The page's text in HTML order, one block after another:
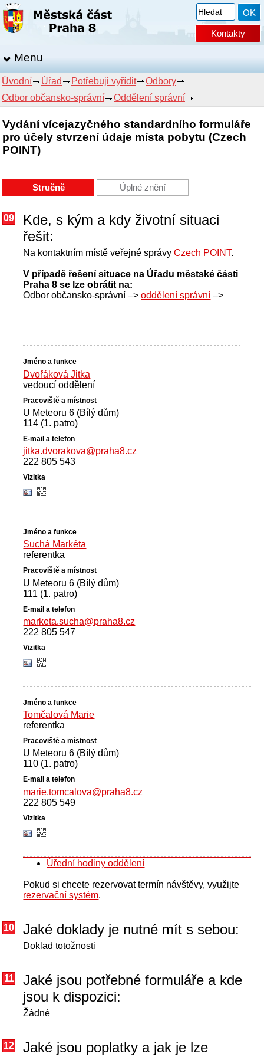
Kontakty
Menu
Úvodní Úřad Potřebuji vyřídit
Odbory
Odbor občansko-správní
Oddělení správní
Vydání vícejazyčného standardního formuláře
pro účely stvrzení údaje místa pobytu (Czech
POINT)
Stručně Úplné znění
09
Kde, s kým a kdy životní situaci
řešit:
Na kontaktním místě veřejné správyCzech POINT.
V případě řešení situace na Úřadu městské části
Praha 8 se lze obrátit na:
Odbor občansko-správní –>oddělení správní –>
Dvořáková Jitka
vedoucí oddělení
U Meteoru 6 (Bílý dům)
114 (1. patro)
jitka.dvorakova@praha8.cz
222 805 543
Suchá Markéta
referentka
U Meteoru 6 (Bílý dům)
111 (1. patro)
marketa.sucha@praha8.cz
222 805 547
Tomčalová Marie
referentka
U Meteoru 6 (Bílý dům)
110 (1. patro)
marie.tomcalova@praha8.cz
222 805 549
Úřední hodiny oddělení
Pokud si chcete rezervovat termín návštěvy, využijte
rezervační systém.
10 Jaké doklady je nutné mít s sebou:
Doklad totožnosti
11
Jaké jsou potřebné formuláře a kde
jsou k dispozici:
Žádné
12
Jaké jsou poplatky a jak je lze